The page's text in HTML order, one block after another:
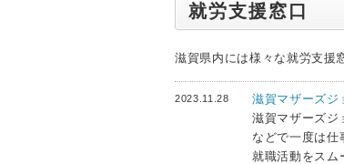
就労支援窓口
滋賀県内には様々な就労支援
2023.11.28
滋賀マザーズジ
滋賀マザーズジ
などで一度は仕
就職活動をスム